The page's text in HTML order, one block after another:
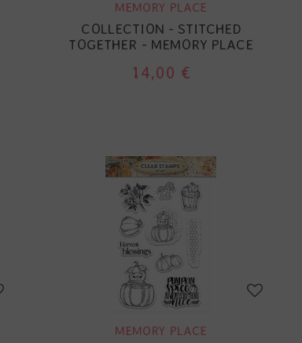
MEMORY PLACE
COLLECTION - STITCHED
TOGETHER - MEMORY PLACE
14,00 €
MEMORY PLACE